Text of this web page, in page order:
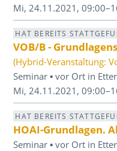
Mi, 24.11.2021,
HAT BEREITS
VOB/B -
(Hybrid-Veranstaltung:
Seminar ▪ vor Ort in
Mi, 24.11.2021,
HAT BEREITS
HOAI-Grundlagen.
Seminar ▪ vor Ort in